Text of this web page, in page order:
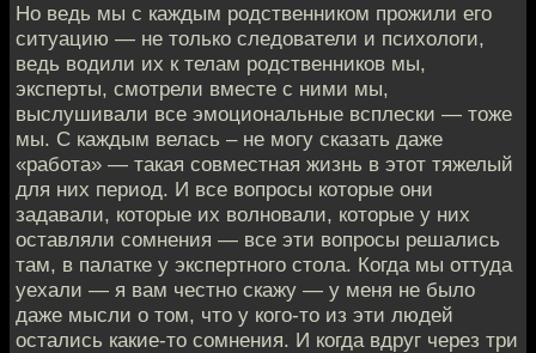
Но ведь мы с каждым родственником прожили его
ситуацию — не только следователи и психологи,
ведь водили их к телам родственников мы,
эксперты, смотрели вместе с ними мы,
выслушивали все эмоциональные всплески — тоже
мы. С каждым велась – не могу сказать даже
«работа» — такая совместная жизнь в этот тяжелый
для них период. И все вопросы которые они
задавали, которые их волновали, которые у них
оставляли сомнения — все эти вопросы решались
там, в палатке у экспертного стола. Когда мы оттуда
уехали — я вам честно скажу — у меня не было
даже мысли о том, что у кого-то из эти людей
остались какие-то сомнения. И когда вдруг через три